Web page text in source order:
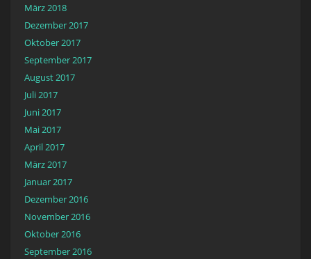
März 2018
Dezember 2017
Oktober 2017
September 2017
August 2017
Juli 2017
Juni 2017
Mai 2017
April 2017
März 2017
Januar 2017
Dezember 2016
November 2016
Oktober 2016
September 2016